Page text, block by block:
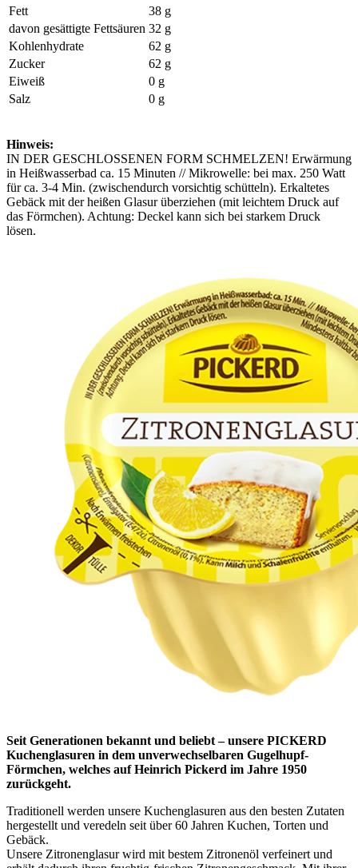
Fett
38 g
davon gesättigte Fettsäuren 32 g
Kohlenhydrate
62 g
Zucker
62 g
Eiweiß
0 g
Salz
0 g
Hinweis:
IN DER GESCHLOSSENEN FORM SCHMELZEN! Erwärmung
in Heißwasserbad ca. 15 Minuten // Mikrowelle: bei max. 250 Watt
für ca. 3-4 Min. (zwischendurch vorsichtig schütteln). Erkaltetes
Gebäck mit der heißen Glasur überziehen (mit leichtem Druck auf
das Förmchen). Achtung: Deckel kann sich bei starkem Druck
lösen.
Seit Generationen bekannt und beliebt – unsere PICKERD
Kuchenglasuren in dem unverwechselbaren Gugelhupf-
Förmchen, welches auf Heinrich Pickerd im Jahre 1950
zurückgeht.
Traditionell werden unsere Kuchenglasuren aus den besten Zutaten
hergestellt und veredeln seit über 60 Jahren Kuchen, Torten und
Gebäck.
Unsere Zitronenglasur wird mit bestem Zitronenöl verfeinert und